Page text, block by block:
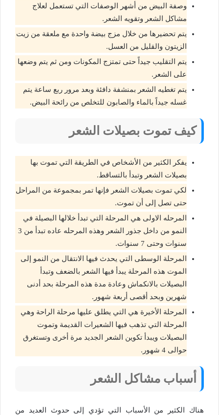
وصفة البيض من أشهر الوصفات التي تستعمل لعلاج
مشاكل الشعر وتقويه الشعر.
يتم تحضيرها من خلال مزج بيضة واحدة مع ملعقة من زيت
الزيتون والقليل من العسل.
يتم التقليب جيداً حتى تمتزج المكونات ومن ثم يتم وضعها
على الشعر.
يتم تغطيه الشعر بمنشفة دافئة وبعد مرور ربع ساعة يتم
غسله جيداً بالماء والصابون للتخلص من رائحة البيض.
كيف تموت بصيلات الشعر
يفكر الكثير من الأشخاص في الطريقة التي تموت بها
بصيلات الشعر وتبدأ بالتساقط.
لكي تموت بصيلات الشعر فإنها تمر بمجموعة من المراحل
حتى تصل إلى أن تموت.
المرحله الاولى هي المرحلة التي تبدأ خلالها البصيلة في
النمو من داخل جذور الشعر وهذه المرحله عاده تبدأ من 3
سنوات وحتى 7 سنوات.
المرحلة الوسطى التي يحدث فيها الانتقال من النمو إلى
الموت هذه المرحلة يبدأ فيها الشعر بالضعف وتبدأ
البصيلات بالانكماش وعادة مدة هذه المرحلة بحد أدنى
شهرين وبحد أقصى أربعة شهور.
المرحلة الأخيرة هي التي يطلق عليها مرحلة الراحة وهي
المرحلة التي تذهب فيها الشعيرات القديمة وتموت
البصيلات ويبدأ تكوين الشعر الجديد مرة أخرى وتستغرق
حوالى 4 شهور.
أسباب مشاكل الشعر
هناك الكثير من الأسباب التي تؤدي إلى حدوث العديد من